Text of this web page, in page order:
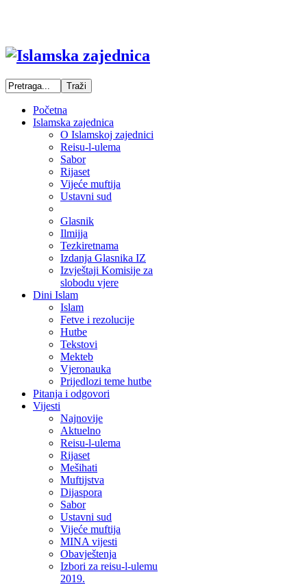
Početna
Islamska zajednica
O Islamskoj zajednici
Reisu-l-ulema
Sabor
Rijaset
Vijeće muftija
Ustavni sud
Glasnik
Ilmijja
Tezkiretnama
Izdanja Glasnika IZ
Izvještaji Komisije za
slobodu vjere
Dini Islam
Islam
Fetve i rezolucije
Hutbe
Tekstovi
Mekteb
Vjeronauka
Prijedlozi teme hutbe
Pitanja i odgovori
Vijesti
Najnovije
Aktuelno
Reisu-l-ulema
Rijaset
Mešihati
Muftijstva
Dijaspora
Sabor
Ustavni sud
Vijeće muftija
MINA vijesti
Obavještenja
Izbori za reisu-l-ulemu
2019.